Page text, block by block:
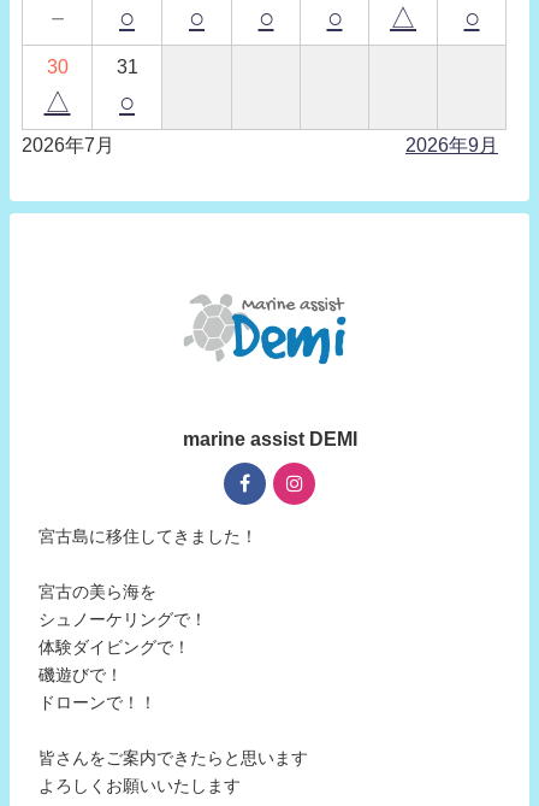
－ ○ ○ ○ ○ △ ○
30
△
31
○
2026年7月 2026年9月
marine assist DEMI
宮古島に移住してきました！
宮古の美ら海を
シュノーケリングで！
体験ダイビングで！
磯遊びで！
ドローンで！！
皆さんをご案内できたらと思います
よろしくお願いいたします